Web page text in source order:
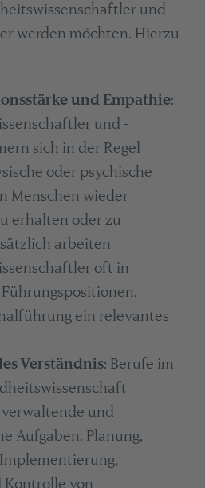
und
werden möchten. Hierzu
und Empathie:
und -
sich in der Regel
oder psychische
Menschen wieder
erhalten oder zu
arbeiten
oft in
ein relevantes
Verständnis: Berufe im
und
Aufgaben. Planung,
Kontrolle von